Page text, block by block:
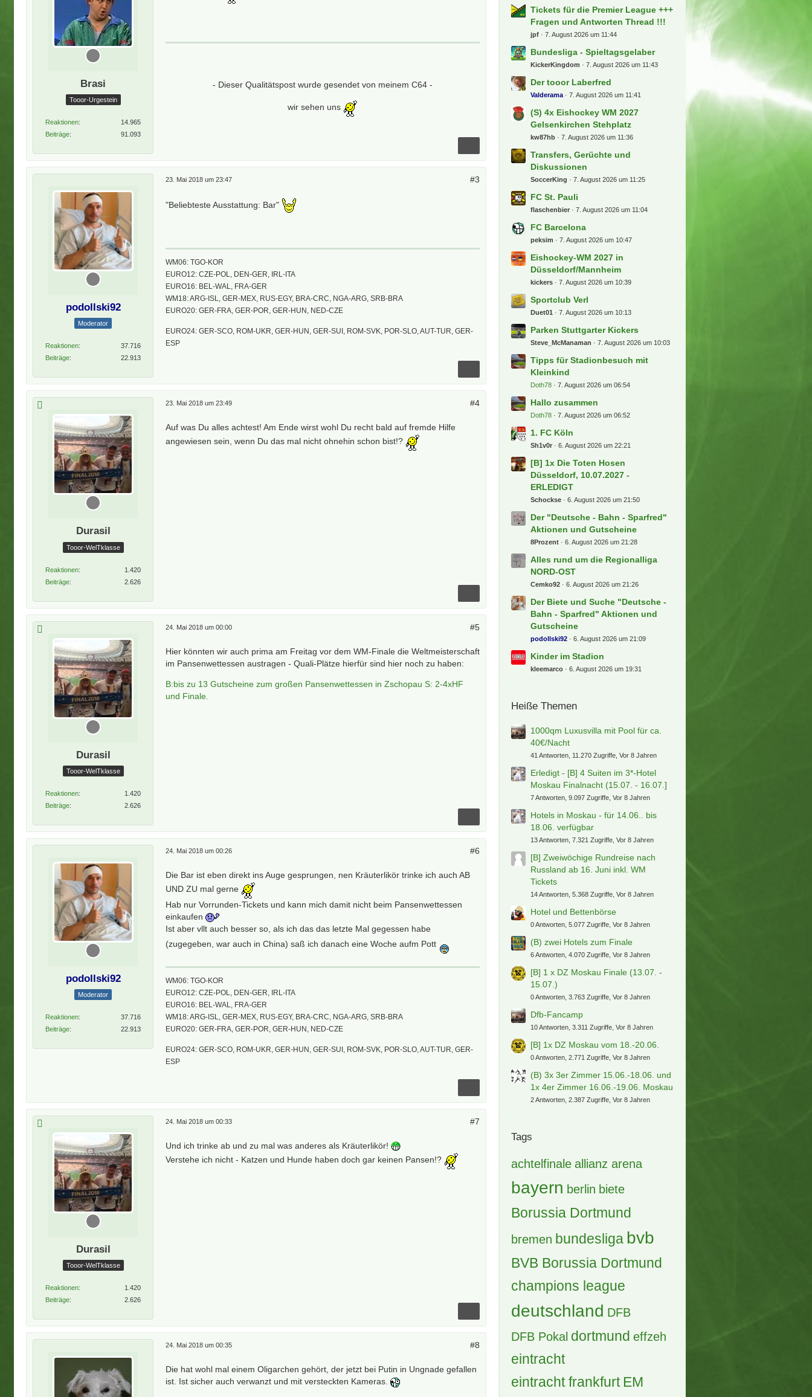
Brasi
Tooor-Urgestein
Reaktionen
14.965
Beiträge
91.093
- Dieser Qualitätspost wurde gesendet von meinem C64 -
wir sehen uns
podollski92
Moderator
Reaktionen
37.716
Beiträge
22.913
23. Mai 2018 um 23:47 #3
"Beliebteste Ausstattung: Bar"
WM06: TGO-KOR
EURO12: CZE-POL, DEN-GER, IRL-ITA
EURO16: BEL-WAL, FRA-GER
WM18: ARG-ISL, GER-MEX, RUS-EGY, BRA-CRC, NGA-ARG, SRB-BRA
EURO20: GER-FRA, GER-POR, GER-HUN, NED-CZE
EURO24: GER-SCO, ROM-UKR, GER-HUN, GER-SUI, ROM-SVK, POR-SLO, AUT-TUR, GER-
ESP
Durasil
Tooor-WelTklasse
Reaktionen
1.420
Beiträge
2.626
23. Mai 2018 um 23:49 #4
Auf was Du alles achtest! Am Ende wirst wohl Du recht bald auf fremde Hilfe
angewiesen sein, wenn Du das mal nicht ohnehin schon bist!?
Durasil
Tooor-WelTklasse
Reaktionen
1.420
Beiträge
2.626
24. Mai 2018 um 00:00 #5
Hier könnten wir auch prima am Freitag vor dem WM-Finale die Weltmeisterschaft
im Pansenwettessen austragen - Quali-Plätze hierfür sind hier noch zu haben:
B:bis zu 13 Gutscheine zum großen Pansenwettessen in Zschopau S: 2-4xHF
und Finale.
podollski92
Moderator
Reaktionen
37.716
Beiträge
22.913
24. Mai 2018 um 00:26 #6
Die Bar ist eben direkt ins Auge gesprungen, nen Kräuterlikör trinke ich auch AB
UND ZU mal gerne
Hab nur Vorrunden-Tickets und kann mich damit nicht beim Pansenwettessen
einkaufen
Ist aber vllt auch besser so, als ich das das letzte Mal gegessen habe
(zugegeben, war auch in China) saß ich danach eine Woche aufm Pott
WM06: TGO-KOR
EURO12: CZE-POL, DEN-GER, IRL-ITA
EURO16: BEL-WAL, FRA-GER
WM18: ARG-ISL, GER-MEX, RUS-EGY, BRA-CRC, NGA-ARG, SRB-BRA
EURO20: GER-FRA, GER-POR, GER-HUN, NED-CZE
EURO24: GER-SCO, ROM-UKR, GER-HUN, GER-SUI, ROM-SVK, POR-SLO, AUT-TUR, GER-
ESP
Durasil
Tooor-WelTklasse
Reaktionen
1.420
Beiträge
2.626
24. Mai 2018 um 00:33 #7
Und ich trinke ab und zu mal was anderes als Kräuterlikör!
Verstehe ich nicht - Katzen und Hunde haben doch gar keinen Pansen!?
24. Mai 2018 um 00:35 #8
Die hat wohl mal einem Oligarchen gehört, der jetzt bei Putin in Ungnade gefallen
ist. Ist sicher auch verwanzt und mit versteckten Kameras.
Tickets für die Premier League +++
Fragen und Antworten Thread !!!
jpf 7. August 2026 um 11:44
Bundesliga - Spieltagsgelaber
KickerKingdom 7. August 2026 um 11:43
Der tooor Laberfred
Valderama 7. August 2026 um 11:41
(S) 4x Eishockey WM 2027
Gelsenkirchen Stehplatz
kw87hb 7. August 2026 um 11:36
Transfers, Gerüchte und
Diskussionen
SoccerKing 7. August 2026 um 11:25
FC St. Pauli
flaschenbier 7. August 2026 um 11:04
FC Barcelona
peksim 7. August 2026 um 10:47
Eishockey-WM 2027 in
Düsseldorf/Mannheim
kickers 7. August 2026 um 10:39
Sportclub Verl
Duet01 7. August 2026 um 10:13
Parken Stuttgarter Kickers
Steve_McManaman 7. August 2026 um 10:03
Tipps für Stadionbesuch mit
Kleinkind
Doth78 7. August 2026 um 06:54
Hallo zusammen
Doth78 7. August 2026 um 06:52
1. FC Köln
Sh1v0r 6. August 2026 um 22:21
[B] 1x Die Toten Hosen
Düsseldorf, 10.07.2027 -
ERLEDIGT
Schockse 6. August 2026 um 21:50
Der "Deutsche - Bahn - Sparfred"
Aktionen und Gutscheine
8Prozent 6. August 2026 um 21:28
Alles rund um die Regionalliga
NORD-OST
Cemko92 6. August 2026 um 21:26
Der Biete und Suche "Deutsche -
Bahn - Sparfred" Aktionen und
Gutscheine
podollski92 6. August 2026 um 21:09
Kinder im Stadion
kleemarco 6. August 2026 um 19:31
Heiße Themen
1000qm Luxusvilla mit Pool für ca.
40€/Nacht
41 Antworten, 11.270 Zugriffe, Vor 8 Jahren
Erledigt - [B] 4 Suiten im 3*-Hotel
Moskau Finalnacht (15.07. - 16.07.]
7 Antworten, 9.097 Zugriffe, Vor 8 Jahren
Hotels in Moskau - für 14.06.. bis
18.06. verfügbar
13 Antworten, 7.321 Zugriffe, Vor 8 Jahren
[B] Zweiwöchige Rundreise nach
Russland ab 16. Juni inkl. WM
Tickets
14 Antworten, 5.368 Zugriffe, Vor 8 Jahren
Hotel und Bettenbörse
0 Antworten, 5.077 Zugriffe, Vor 8 Jahren
(B) zwei Hotels zum Finale
6 Antworten, 4.070 Zugriffe, Vor 8 Jahren
[B] 1 x DZ Moskau Finale (13.07. -
15.07.)
0 Antworten, 3.763 Zugriffe, Vor 8 Jahren
Dfb-Fancamp
10 Antworten, 3.311 Zugriffe, Vor 8 Jahren
[B] 1x DZ Moskau vom 18.-20.06.
0 Antworten, 2.771 Zugriffe, Vor 8 Jahren
(B) 3x 3er Zimmer 15.06.-18.06. und
1x 4er Zimmer 16.06.-19.06. Moskau
2 Antworten, 2.387 Zugriffe, Vor 8 Jahren
Tags
achtelfinale allianz arena
bayern berlin biete
Borussia Dortmund
bremen bundesliga bvb
BVB Borussia Dortmund
champions league
deutschland DFB
DFB Pokal dortmund effzeh
eintracht
eintracht frankfurt EM